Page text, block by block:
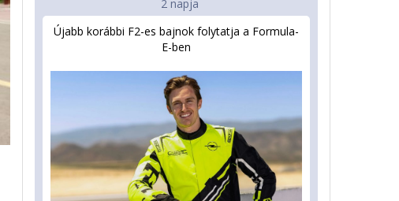
2 napja
Újabb korábbi F2-es bajnok folytatja a Formula-
E-ben